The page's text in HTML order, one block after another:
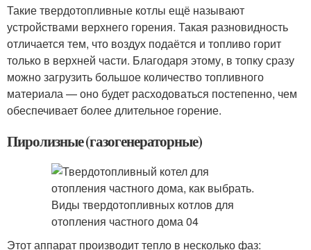
Такие твердотопливные котлы ещё называют
устройствами верхнего горения. Такая разновидность
отличается тем, что воздух подаётся и топливо горит
только в верхней части. Благодаря этому, в топку сразу
можно загрузить большое количество топливного
материала — оно будет расходоваться постепенно, чем
обеспечивает более длительное горение.
Пиролизные (газогенераторные)
Этот аппарат производит тепло в несколько фаз: